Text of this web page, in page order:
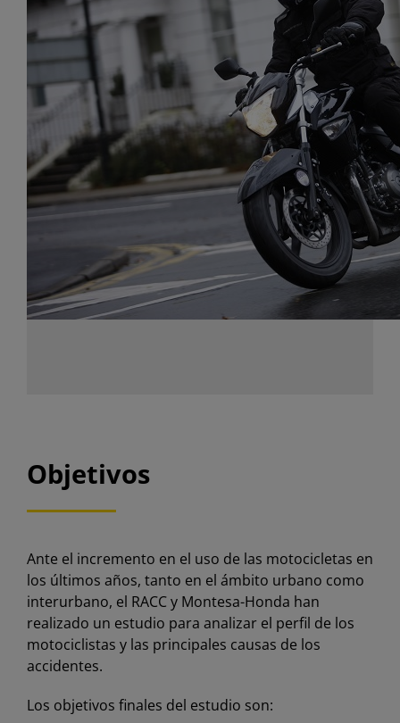
Objetivos
Ante el incremento en el uso de las motocicletas en
los últimos años, tanto en el ámbito urbano como
interurbano, el RACC y Montesa-Honda han
realizado un estudio para analizar el perfil de los
motociclistas y las principales causas de los
accidentes.
Los objetivos finales del estudio son: